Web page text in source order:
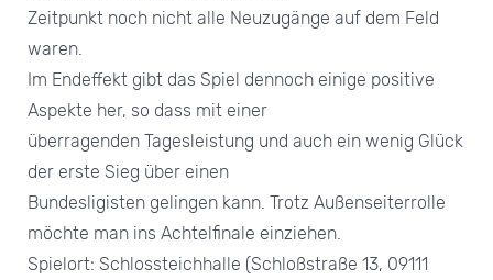
Zeitpunkt noch nicht alle Neuzugänge auf dem Feld
waren.
Im Endeffekt gibt das Spiel dennoch einige positive
Aspekte her, so dass mit einer
überragenden Tagesleistung und auch ein wenig Glück
der erste Sieg über einen
Bundesligisten gelingen kann. Trotz Außenseiterrolle
möchte man ins Achtelfinale einziehen.
Spielort: Schlossteichhalle (Schloßstraße 13, 09111